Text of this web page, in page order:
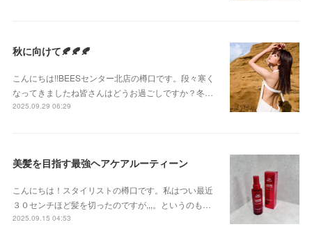
秋に向けて🍂🍂🍂
こんにちは!!BEESセンター北店の樽口です。段々寒く
なってきましたね皆さんはどうお過ごしですか？冬…
2025.09.29 06:29
美髪を目指す最強ヘアケアルーティーン
こんにちは！スタイリストの樽口です。私はつい最近
３０センチほど髪を切ったのですが,,,。というのも…
2025.09.15 04:53